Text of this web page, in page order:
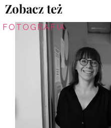
Zobacz też
FOTOGRAFIA